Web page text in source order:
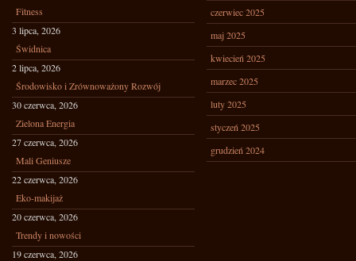
Fitness
3 lipca, 2026
Świdnica
2 lipca, 2026
Środowisko i Zrównoważony Rozwój
30 czerwca, 2026
Zielona Energia
27 czerwca, 2026
Mali Geniusze
22 czerwca, 2026
Eko-makijaż
20 czerwca, 2026
Trendy i nowości
19 czerwca, 2026
czerwiec 2025
maj 2025
kwiecień 2025
marzec 2025
luty 2025
styczeń 2025
grudzień 2024